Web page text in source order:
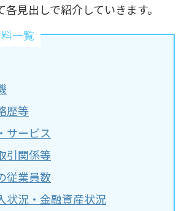
見出しで紹介していきます。
一覧
歴等
サービス
引関係等
従業員数
状況・金融資産状況